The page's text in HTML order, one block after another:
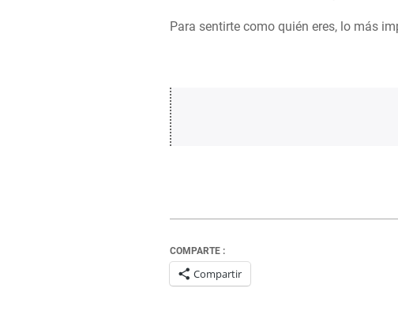
Para sentirte como quién eres, lo más
COMPARTE :
Compartir